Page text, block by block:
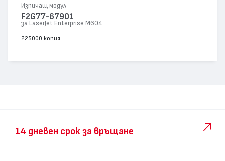
Изпичащ модул
F2G77-67901
за LaserJet Enterprise M604
225000 копия
14 дневен срок за връщане